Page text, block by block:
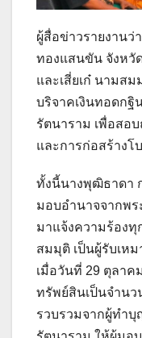
ผู้สื่อข่าวรายงานว่
ทองแสนขัน จังหวั
และเสี่ยเก๋ นามส
บริจาคเงินทอดกฐิ
รัตนาราม เพื่อสอ
และการก่อสร้างโ
ทั้งนี้นางพุฒิธาดา
มอบอำนาจจากพ
มาแจ้งความร้อง
สมมุติ เป็นผู้รับเห
เมื่อวันที่ 29 ตุลาค
ทรัพย์สินเป็นจำนว
รวบรวมจากผู้ทำ